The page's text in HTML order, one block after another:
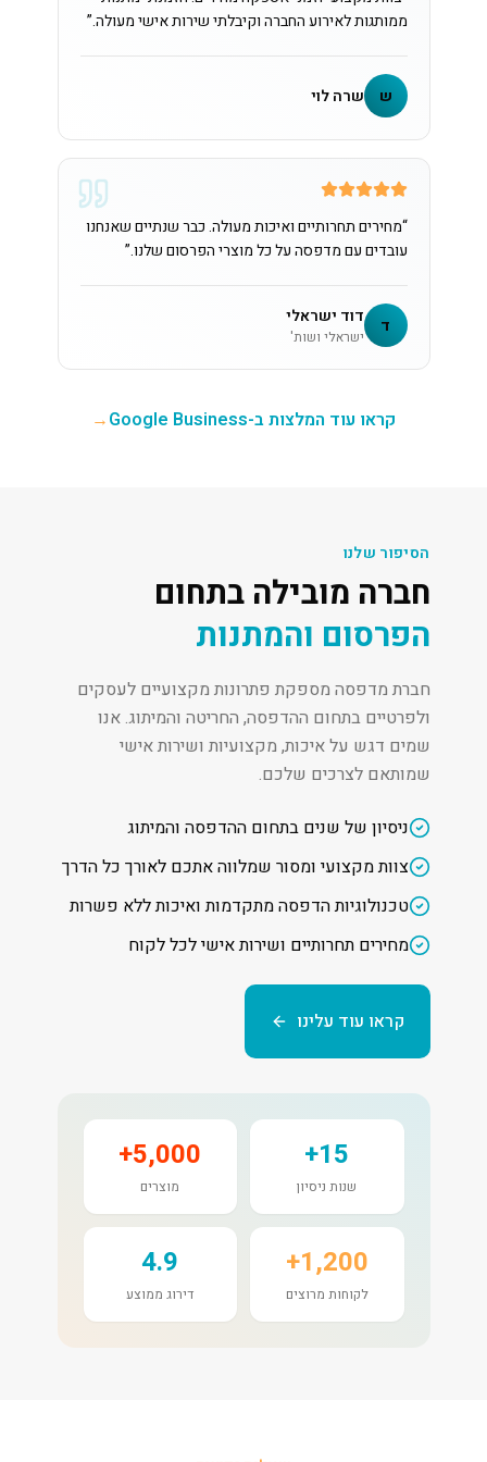
ממותגות לאירוע החברה וקיבלתי שירות אישי מעולה.”
ש שרה לוי
“מחירים תחרותיים ואיכות מעולה. כבר שנתיים שאנחנו
עובדים עם מדפסה על כל מוצרי הפרסום שלנו.”
ד דוד ישראלי
ישראלי ושות'
קראו עוד המלצות ב-Google Business →
הסיפור שלנו
חברה מובילה בתחום
הפרסום והמתנות
חברת מדפסה מספקת פתרונות מקצועיים לעסקים
ולפרטיים בתחום ההדפסה, החריטה והמיתוג. אנו
שמים דגש על איכות, מקצועיות ושירות אישי
שמותאם לצרכים שלכם.
ניסיון של שנים בתחום ההדפסה והמיתוג
צוות מקצועי ומסור שמלווה אתכם לאורך כל הדרך
טכנולוגיות הדפסה מתקדמות ואיכות ללא פשרות
מחירים תחרותיים ושירות אישי לכל לקוח
קראו עוד עלינו
15+
שנות ניסיון
5,000+
מוצרים
1,200+
לקוחות מרוצים
4.9
דירוג ממוצע